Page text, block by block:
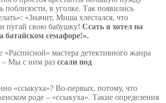
в уголке. Так появились
«Значит, Миша хлестался, что
пугай свою бабушку! Ссать я хотел на
батайском семафоре!».
мастера детективного жанра
– Мы с ним раз ссали под
«ссыкуха»? Во-первых, потому, что
роде – «ссыкуха». Такие определения